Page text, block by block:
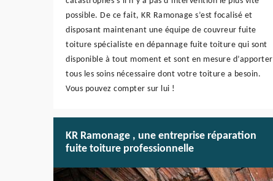
possible. De ce fait, KR Ramonage s’est focalisé et
disposant maintenant une équipe de couvreur fuite
toiture spécialiste en dépannage fuite toiture qui sont
disponible à tout moment et sont en mesure d’apporter
tous les soins nécessaire dont votre toiture a besoin.
Vous pouvez compter sur lui !
KR Ramonage , une entreprise réparation
fuite toiture professionnelle